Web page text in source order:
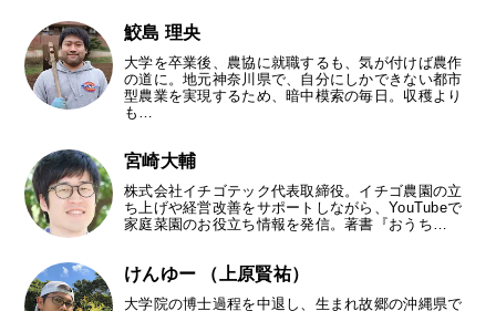
鮫島 理央
大学を卒業後、農協に就職するも、気が付けば農作
の道に。地元神奈川県で、自分にしかできない都市
型農業を実現するため、暗中模索の毎日。収穫より
も…
宮崎大輔
株式会社イチゴテック代表取締役。イチゴ農園の立
ち上げや経営改善をサポートしながら、YouTubeで
家庭菜園のお役立ち情報を発信。著書『おうち…
けんゆー （上原賢祐）
大学院の博士過程を中退し、生まれ故郷の沖縄県で